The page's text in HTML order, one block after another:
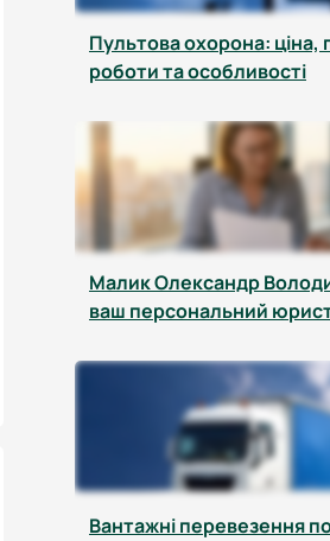
Пультова охорона: ціна,
роботи та особливості
Малик Олександр
ваш персональний юрист
Вантажні перевезення по